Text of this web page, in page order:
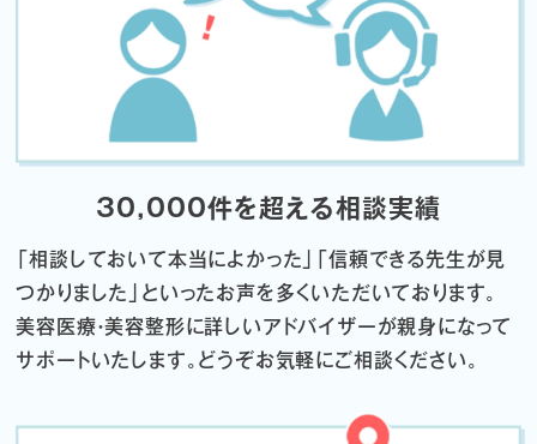
30,000件を超える相談実績
「相談しておいて本当によかった」「信頼できる先生が見
つかりました」 といったお声を多くいただいております。
美容医療・美容整形に詳しいアドバイザーが親身になって
サポートいたします。 どうぞお気軽にご相談ください。